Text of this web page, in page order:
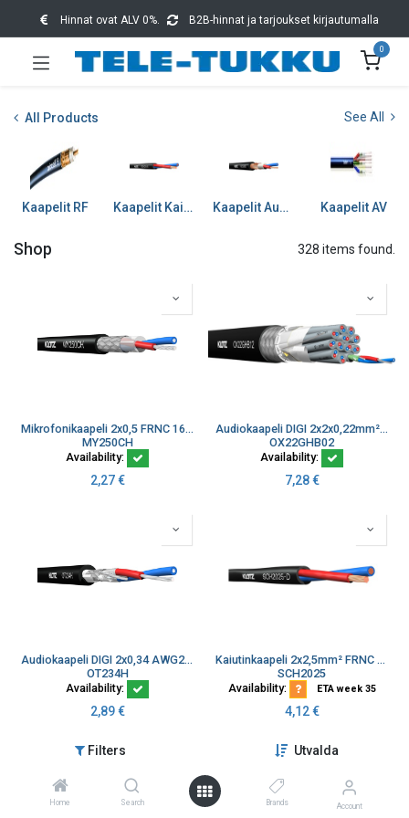
Filters Utvalda
Home Search Brands Account
Hinnat ovat ALV 0%. B2B-hinnat ja tarjoukset kirjautumalla
0
All Products See All
Kaapelit RF Kaapelit Kaiuttimet Kaapelit Audio Kaapelit AV
Shop 328 items found.
Mikrofonikaapeli 2x0,5 FRNC 16x0,20 musta ø3,4 100m/rll
MY250CH
Availability:
2,27€
Audiokaapeli DIGI 2x2x0,22mm² Ø10,8mm 110ohm musta AES/EBU Dca
OX22GHB02
Availability:
7,28€
Audiokaapeli DIGI 2x0,34 AWG22 Ø5,8mm 110ohm AES/EBU FRNC Eca
OT234H
Availability:
2,89€
Kaiutinkaapeli 2x2,5mm² FRNC Kierretty. Musta Dca 500m
SCH2025
Availability:
ETA week 35
4,12€